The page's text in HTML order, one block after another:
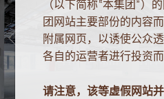
（以下简称“本集团”）
团网站主要部份的内容
附属网页，以诱使公众
各自的运营者进行投资而
请注意，该等虚假网站